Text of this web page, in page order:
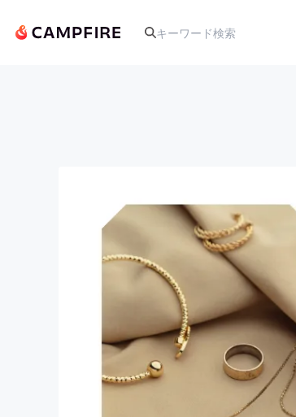
テクノロジー・ガジェット
映像・映画
ビジネス・起業
まちづくり・地域活性化